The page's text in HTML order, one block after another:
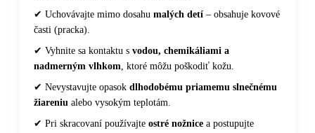
✔ Uchovávajte mimo dosahu malých detí – obsahuje kovové
časti (pracka).
✔ Vyhnite sa kontaktu s vodou, chemikáliami a
nadmerným vlhkom, ktoré môžu poškodiť kožu.
✔ Nevystavujte opasok dlhodobému priamemu slnečnému
žiareniu alebo vysokým teplotám.
✔ Pri skracovaní používajte ostré nožnice a postupujte